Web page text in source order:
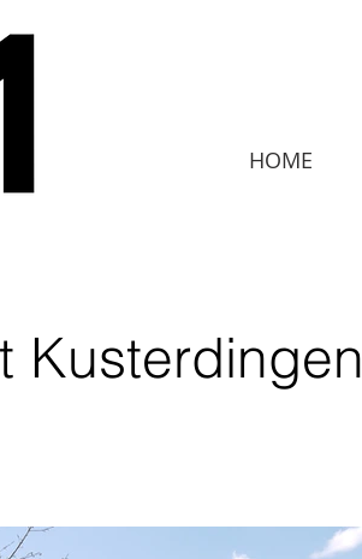
HOME
Kusterdingen